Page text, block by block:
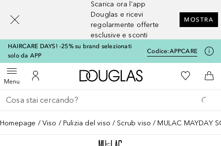
Scarica ora l'app
Douglas e ricevi
regolarmente offerte
esclusive e sconti
MOSTRA
HAIRCARE DAYS! -25% su brand selezionati
solo da APP
Codice:APPCARE
MenuApri menuAl Mio Account
A Douglas HomeAlla Mia
Al
Torna indietro
Esegui ricerca
Homepage Viso Pulizia del viso Scrub viso MULAC MAYDAY
[navigation.slideout.screenreader]